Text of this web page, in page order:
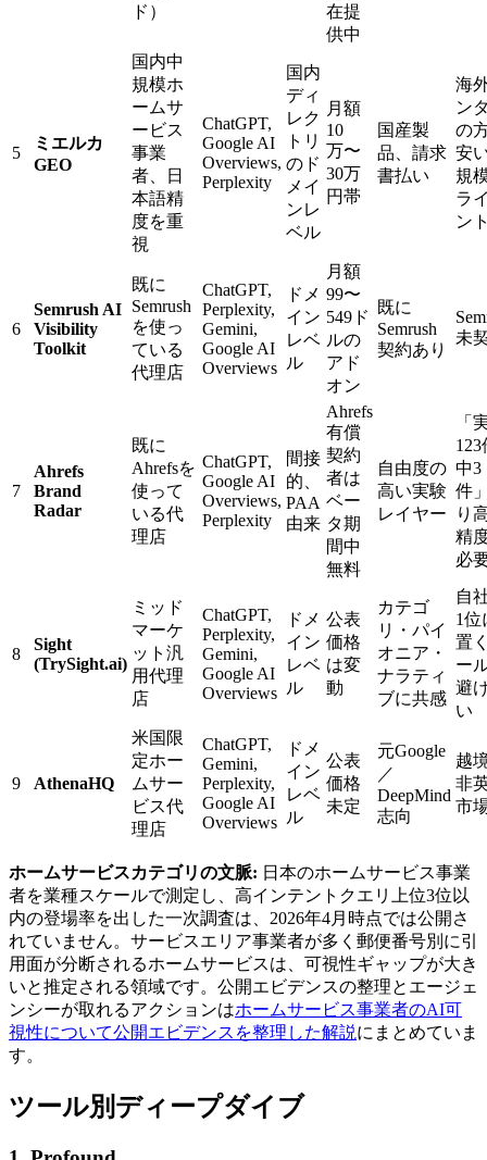
ド）
在提
供中
5
ミエルカ
GEO
国内中
規模ホ
ームサ
ービス
事業
者、日
本語精
度を重
視
ChatGPT,
Google AI
Overviews,
Perplexity
国内
ディ
レク
トリ
のド
メイ
ンレ
ベル
月額
10
万〜
30万
円帯
国産製
品、請求
書払い
海
ン
の
安
規
ラ
ン
6
Semrush AI
Visibility
Toolkit
既に
Semrush
を使っ
ている
代理店
ChatGPT,
Perplexity,
Gemini,
Google AI
Overviews
ドメ
イン
レベ
ル
月額
99〜
549ド
ルの
アド
オン
既に
Semrush
契約あり
未
7
Ahrefs
Brand
Radar
既に
Ahrefsを
使って
いる代
理店
ChatGPT,
Google AI
Overviews,
Perplexity
間接
的、
PAA
由来
Ahrefs
有償
契約
者は
ベー
タ期
間中
無料
自由度の
高い実験
レイヤー
「
123
中3
件
り
精
必
8
Sight
(TrySight.ai)
ミッド
マーケ
ット汎
用代理
店
ChatGPT,
Perplexity,
Gemini,
Google AI
Overviews
ドメ
イン
レベ
ル
公表
価格
は変
動
カテゴ
リ・パイ
オニア・
ナラティ
ブに共感
自
1位
置
ー
避
い
9 AthenaHQ
米国限
定ホー
ムサー
ビス代
理店
ChatGPT,
Gemini,
Perplexity,
Google AI
Overviews
ドメ
イン
レベ
ル
公表
価格
未定
元Google
／
DeepMind
志向
越
非
市
ホームサービスカテゴリの文脈: 日本のホームサービス事業
者を業種スケールで測定し、高インテントクエリ上位3位以
内の登場率を出した一次調査は、2026年4月時点では公開さ
れていません。サービスエリア事業者が多く郵便番号別に引
用面が分断されるホームサービスは、可視性ギャップが大き
いと推定される領域です。公開エビデンスの整理とエージェ
ンシーが取れるアクションはホームサービス事業者のAI可
視性について公開エビデンスを整理した解説にまとめていま
す。
ツール別ディープダイブ